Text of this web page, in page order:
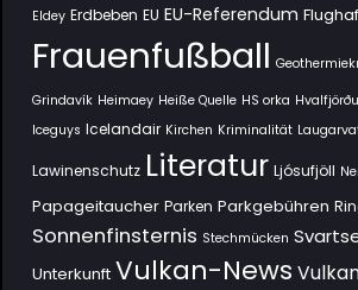
Eldey Erdbeben EU EU-Referendum
Frauenfußball
Grindavík Heimaey Heiße Quelle HS orka
Iceguys Icelandair Kirchen Kriminalität
Lawinenschutz Literatur Ljósufjöll
Papageitaucher Parken Parkgebühren
Sonnenfinsternis Stechmücken
Unterkunft Vulkan-News